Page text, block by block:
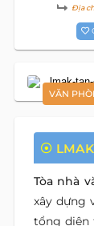
Địa
VĂN
Tòa nhà
xây dựng
tổng diện